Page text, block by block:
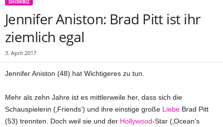
SHOWBIZ
Jennifer Aniston: Brad Pitt ist ihr
ziemlich egal
3. April 2017
Jennifer Aniston (48) hat Wichtigeres zu tun.
Mehr als zehn Jahre ist es mittlerweile her, dass sich die
Schauspielerin (‚Friends‘) und ihre einstige große Liebe Brad Pitt
(53) trennten. Doch weil sie und der Hollywood-Star (‚Ocean’s